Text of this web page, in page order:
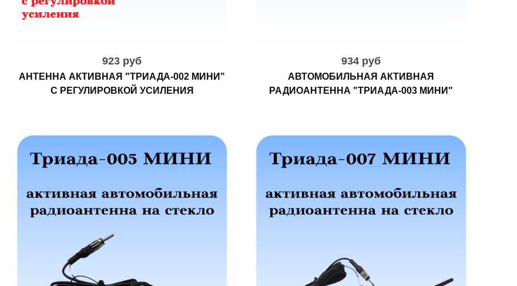
923 руб
АНТЕННА АКТИВНАЯ "ТРИАДА-002 МИНИ"
С РЕГУЛИРОВКОЙ УСИЛЕНИЯ
934 руб
АВТОМОБИЛЬНАЯ АКТИВНАЯ
РАДИОАНТЕННА "ТРИАДА-003 МИНИ"